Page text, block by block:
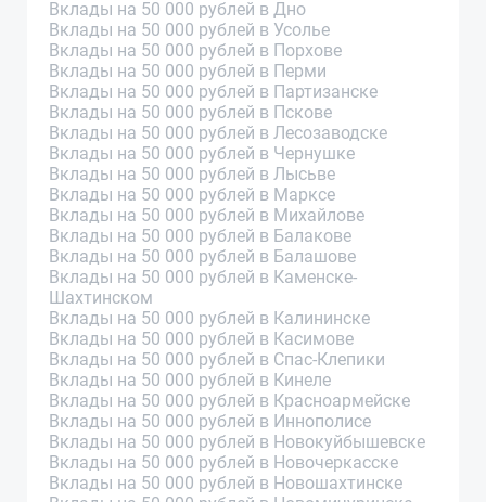
Вклады на 50 000 рублей в Дно
Вклады на 50 000 рублей в Усолье
Вклады на 50 000 рублей в Порхове
Вклады на 50 000 рублей в Перми
Вклады на 50 000 рублей в Партизанске
Вклады на 50 000 рублей в Пскове
Вклады на 50 000 рублей в Лесозаводске
Вклады на 50 000 рублей в Чернушке
Вклады на 50 000 рублей в Лысьве
Вклады на 50 000 рублей в Марксе
Вклады на 50 000 рублей в Михайлове
Вклады на 50 000 рублей в Балакове
Вклады на 50 000 рублей в Балашове
Вклады на 50 000 рублей в Каменске-
Шахтинском
Вклады на 50 000 рублей в Калининске
Вклады на 50 000 рублей в Касимове
Вклады на 50 000 рублей в Спас-Клепики
Вклады на 50 000 рублей в Кинеле
Вклады на 50 000 рублей в Красноармейске
Вклады на 50 000 рублей в Иннополисе
Вклады на 50 000 рублей в Новокуйбышевске
Вклады на 50 000 рублей в Новочеркасске
Вклады на 50 000 рублей в Новошахтинске